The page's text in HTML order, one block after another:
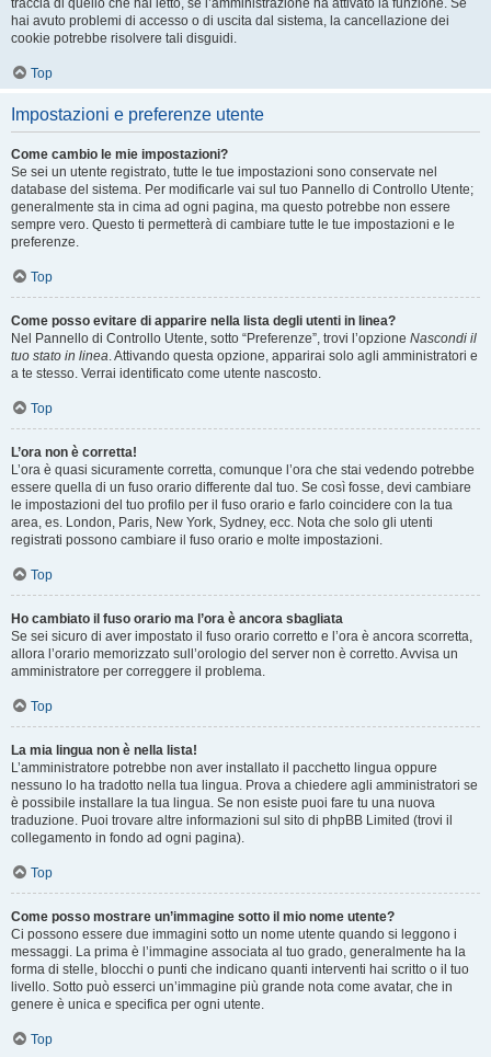
traccia di quello che hai letto, se l’amministrazione ha attivato la funzione. Se
hai avuto problemi di accesso o di uscita dal sistema, la cancellazione dei
cookie potrebbe risolvere tali disguidi.
Top
Impostazioni e preferenze utente
Come cambio le mie impostazioni?
Se sei un utente registrato, tutte le tue impostazioni sono conservate nel
database del sistema. Per modificarle vai sul tuo Pannello di Controllo Utente;
generalmente sta in cima ad ogni pagina, ma questo potrebbe non essere
sempre vero. Questo ti permetterà di cambiare tutte le tue impostazioni e le
preferenze.
Top
Come posso evitare di apparire nella lista degli utenti in linea?
Nel Pannello di Controllo Utente, sotto “Preferenze”, trovi l’opzione Nascondi il
tuo stato in linea. Attivando questa opzione, apparirai solo agli amministratori e
a te stesso. Verrai identificato come utente nascosto.
Top
L’ora non è corretta!
L’ora è quasi sicuramente corretta, comunque l’ora che stai vedendo potrebbe
essere quella di un fuso orario differente dal tuo. Se così fosse, devi cambiare
le impostazioni del tuo profilo per il fuso orario e farlo coincidere con la tua
area, es. London, Paris, New York, Sydney, ecc. Nota che solo gli utenti
registrati possono cambiare il fuso orario e molte impostazioni.
Top
Ho cambiato il fuso orario ma l’ora è ancora sbagliata
Se sei sicuro di aver impostato il fuso orario corretto e l’ora è ancora scorretta,
allora l’orario memorizzato sull’orologio del server non è corretto. Avvisa un
amministratore per correggere il problema.
Top
La mia lingua non è nella lista!
L’amministratore potrebbe non aver installato il pacchetto lingua oppure
nessuno lo ha tradotto nella tua lingua. Prova a chiedere agli amministratori se
è possibile installare la tua lingua. Se non esiste puoi fare tu una nuova
traduzione. Puoi trovare altre informazioni sul sito di phpBB Limited (trovi il
collegamento in fondo ad ogni pagina).
Top
Come posso mostrare un’immagine sotto il mio nome utente?
Ci possono essere due immagini sotto un nome utente quando si leggono i
messaggi. La prima è l’immagine associata al tuo grado, generalmente ha la
forma di stelle, blocchi o punti che indicano quanti interventi hai scritto o il tuo
livello. Sotto può esserci un’immagine più grande nota come avatar, che in
genere è unica e specifica per ogni utente.
Top